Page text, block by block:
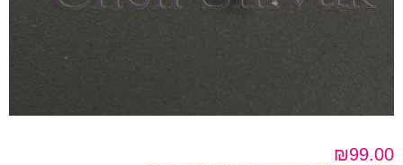
₪99.00